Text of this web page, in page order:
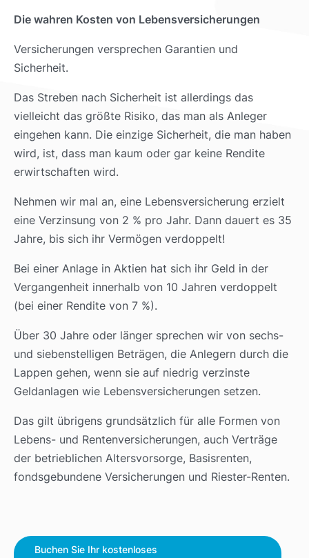
Die wahren Kosten von Lebensversicherungen
Versicherungen versprechen Garantien und
Sicherheit.
Das Streben nach Sicherheit ist allerdings das
vielleicht das größte Risiko, das man als Anleger
eingehen kann. Die einzige Sicherheit, die man haben
wird, ist, dass man kaum oder gar keine Rendite
erwirtschaften wird.
Nehmen wir mal an, eine Lebensversicherung erzielt
eine Verzinsung von 2 % pro Jahr. Dann dauert es 35
Jahre, bis sich ihr Vermögen verdoppelt!
Bei einer Anlage in Aktien hat sich ihr Geld in der
Vergangenheit innerhalb von 10 Jahren verdoppelt
(bei einer Rendite von 7 %).
Über 30 Jahre oder länger sprechen wir von sechs-
und siebenstelligen Beträgen, die Anlegern durch die
Lappen gehen, wenn sie auf niedrig verzinste
Geldanlagen wie Lebensversicherungen setzen.
Das gilt übrigens grundsätzlich für alle Formen von
Lebens- und Rentenversicherungen, auch Verträge
der betrieblichen Altersvorsorge, Basisrenten,
fondsgebundene Versicherungen und Riester-Renten.
Buchen Sie Ihr kostenloses